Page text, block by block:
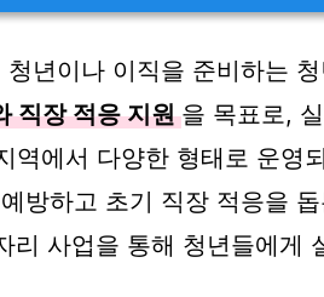
년이나 이직을 준비하는
직장 적응 지원 을 목표로,
에서 다양한 형태로 운영
방하고 초기 직장 적응을
리 사업을 통해 청년들에게